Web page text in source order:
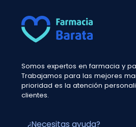
Somos expertos en farmacia y
Trabajamos para las mejores
prioridad es la atención
clientes.
¿Necesitas ayuda?